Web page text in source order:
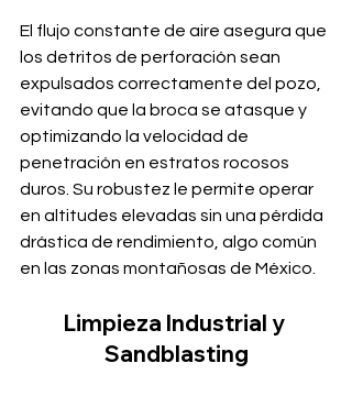
El flujo constante de aire asegura que
los detritos de perforación sean
expulsados correctamente del pozo,
evitando que la broca se atasque y
optimizando la velocidad de
penetración en estratos rocosos
duros. Su robustez le permite operar
en altitudes elevadas sin una pérdida
drástica de rendimiento, algo común
en las zonas montañosas de México.
Limpieza Industrial y
Sandblasting